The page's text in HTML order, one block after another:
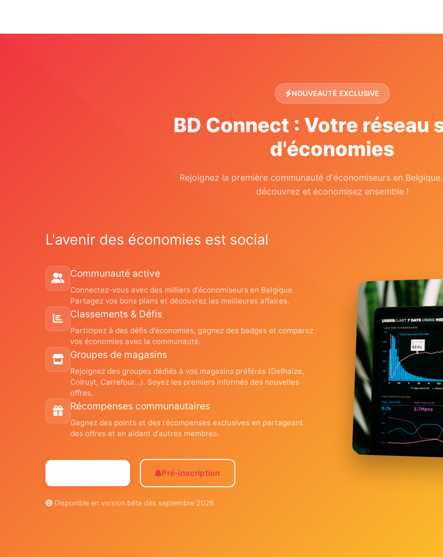
NOUVEAUTÉ EXCLUSIVE
BD Connect : Votre réseau
d'économies
Rejoignez la première communauté d'économiseurs en
découvrez et économisez ensemble !
L'avenir des économies est social
Communauté active
Connectez-vous avec des milliers d'économiseurs en Belgique.
Partagez vos bons plans et découvrez les meilleures affaires.
Classements & Défis
Participez à des défis d'économies, gagnez des badges et comparez
vos économies avec la communauté.
Groupes de magasins
Rejoignez des groupes dédiés à vos magasins préférés (Delhaize,
Colruyt, Carrefour...). Soyez les premiers informés des nouvelles
offres.
Récompenses communautaires
Gagnez des points et des récompenses exclusives en partageant
des offres et en aidant d'autres membres.
Pré-inscription
Disponible en version bêta dès septembre 2026